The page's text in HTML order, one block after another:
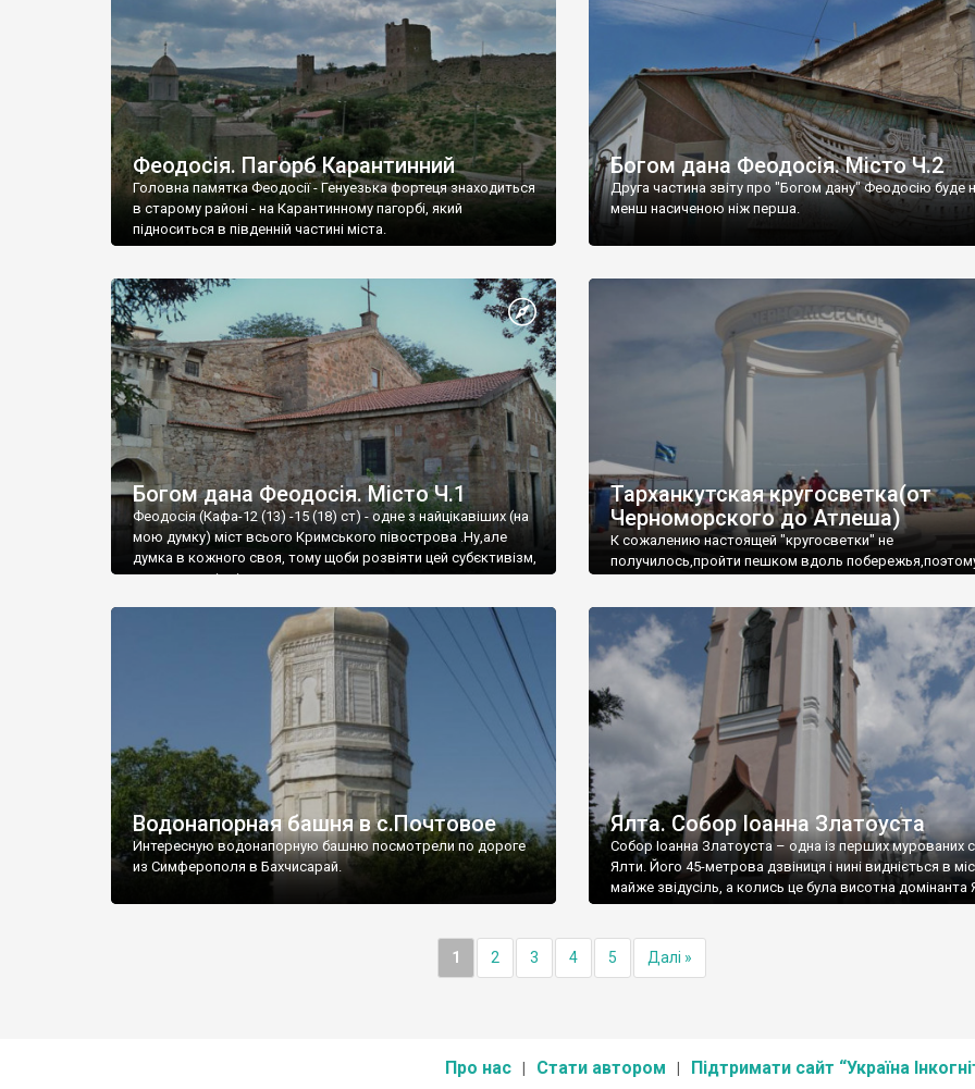
Феодосія. Пагорб Карантинний
Головна памятка Феодосії - Генуезька фортеця знаходиться
в старому районі - на Карантинному пагорбі, який
підноситься в південній частині міста.
Богом дана Феодосія. Місто Ч.2
Друга частина звіту про "Богом дану" Феодосію буде
менш насиченою ніж перша.
Богом дана Феодосія. Місто Ч.1
Феодосія (Кафа-12 (13) -15 (18) ст) - одне з найцікавіших (на
мою думку) міст всього Кримського півострова .Ну,але
думка в кожного своя, тому щоби розвіяти цей субєктивізм,
запрошую відвідати це
Тарханкутская кругосветка(от
Черноморского до Атлеша)
К сожалению настоящей "кругосветки" не
получилось,пройти пешком вдоль
Водонапорная башня в с.Почтовое
Интересную водонапорную башню посмотрели по дороге
из Симферополя в Бахчисарай.
Ялта. Собор Іоанна Златоуста
Собор Іоанна Златоуста – одна із перших мурованих
Ялти. Його 45-метрова дзвіниця і нині видніється в
майже звідусіль, а колись це була висотна домінанта
1 2 3 4 5 Далі »
Про нас Стати автором Підтримати сайт “Україна